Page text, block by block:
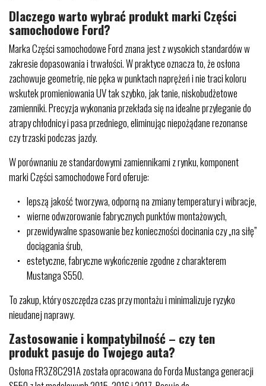
Dlaczego warto wybrać produkt marki Części
samochodowe Ford?
Marka Części samochodowe Ford znana jest z wysokich standardów w
zakresie dopasowania i trwałości. W praktyce oznacza to, że osłona
zachowuje geometrię, nie pęka w punktach naprężeń i nie traci koloru
wskutek promieniowania UV tak szybko, jak tanie, niskobudżetowe
zamienniki. Precyzja wykonania przekłada się na idealne przyleganie do
atrapy chłodnicy i pasa przedniego, eliminując niepożądane rezonanse
czy trzaski podczas jazdy.
W porównaniu ze standardowymi zamiennikami z rynku, komponent
marki Części samochodowe Ford oferuje:
lepszą jakość tworzywa, odporną na zmiany temperatury i wibracje,
wierne odwzorowanie fabrycznych punktów montażowych,
przewidywalne spasowanie bez konieczności docinania czy „na siłę”
dociągania śrub,
estetyczne, fabryczne wykończenie zgodne z charakterem
Mustanga S550.
To zakup, który oszczędza czas przy montażu i minimalizuje ryzyko
nieudanej naprawy.
Zastosowanie i kompatybilność – czy ten
produkt pasuje do Twojego auta?
Osłona FR3Z8C291A została opracowana do Forda Mustanga generacji